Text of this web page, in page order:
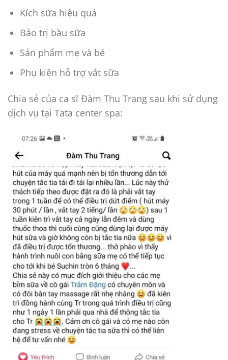
Kích sữa hiệu quả
Bảo trị bầu sữa
Sản phẩm mẹ và bé
Phụ kiện hỗ trợ vắt sữa
Chia sẻ của ca sĩ Đàm Thu Trang sau khi sử dụng
dịch vụ tại Tata center spa: